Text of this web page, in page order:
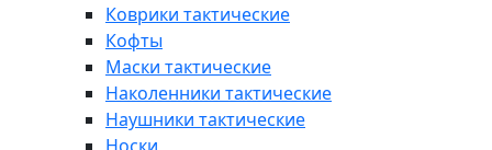
Коврики тактические
Кофты
Маски тактические
Наколенники тактические
Наушники тактические